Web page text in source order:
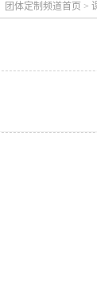
团体定制频道首页 >